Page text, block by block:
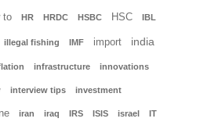
to HR HRDC HSBC HSC IBL
illegal fishing IMF import india
infrastructure innovations
interview tips investment
iran iraq IRS ISIS israel IT